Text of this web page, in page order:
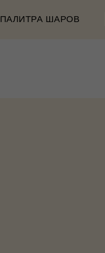
ПАЛИТРА ШАРОВ